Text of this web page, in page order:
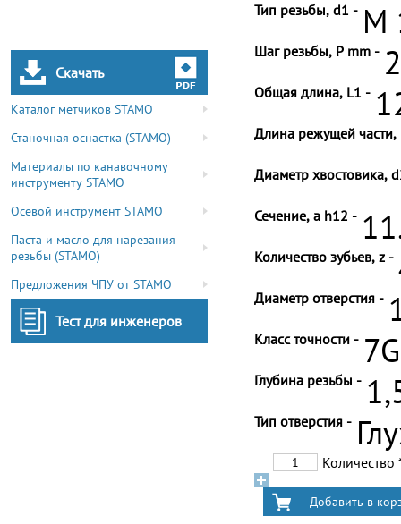
Скачать
Каталог метчиков STAMO
Станочная оснастка (STAMO)
Материалы по канавочному
инструменту STAMO
Осевой инструмент STAMO
Паста и масло для нарезания
резьбы (STAMO)
Предложения ЧПУ от STAMO
Тест для инженеров
Тип резьбы, d1 - M
Шаг резьбы, P mm -
Общая длина, L1 -
Длина режущей части,
Диаметр хвостовика,
Сечение, a h12 -
Количество зубьев, z -
Диаметр отверстия -
Класс точности -
Глубина резьбы -
Тип отверстия -
Количество